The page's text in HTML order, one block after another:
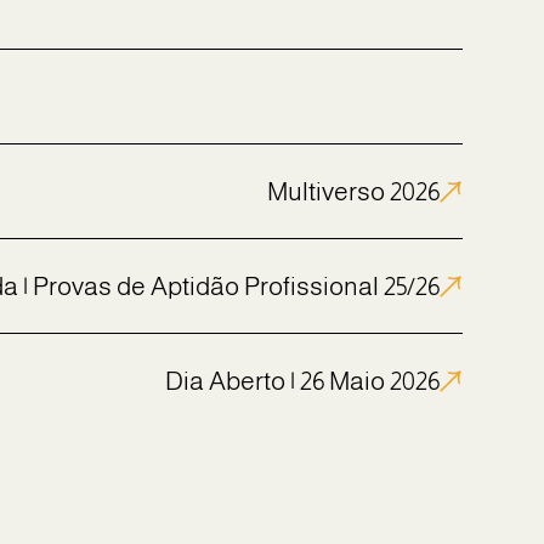
Multiverso 2026
| Provas de Aptidão Profissional 25/26
Dia Aberto | 26 Maio 2026